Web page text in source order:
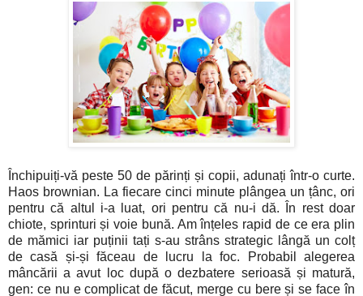
Închipuiți-vă peste 50 de părinți și copii, adunați într-o curte.
Haos brownian. La fiecare cinci minute plângea un țânc, ori
pentru că altul i-a luat, ori pentru că nu-i dă. În rest doar
chiote, sprinturi și voie bună. Am înțeles rapid de ce era plin
de mămici iar puținii tați s-au strâns strategic lângă un colț
de casă și-și făceau de lucru la foc. Probabil alegerea
mâncării a avut loc după o dezbatere serioasă și matură,
gen: ce nu e complicat de făcut, merge cu bere și se face în